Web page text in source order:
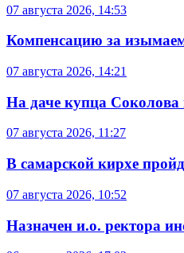
07 августа 2026, 14:53
Компенсацию за
07 августа 2026, 14:21
На даче купца Соколова
07 августа 2026, 11:27
В самарской кирхе
07 августа 2026, 10:52
Назначен и.о. ректора